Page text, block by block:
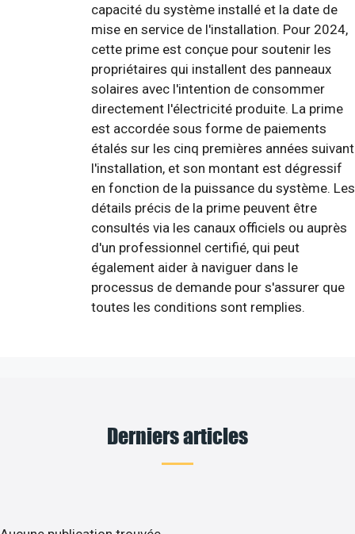
capacité du système installé et la date de
mise en service de l'installation. Pour 2024,
cette prime est conçue pour soutenir les
propriétaires qui installent des panneaux
solaires avec l'intention de consommer
directement l'électricité produite. La prime
est accordée sous forme de paiements
étalés sur les cinq premières années suivant
l'installation, et son montant est dégressif
en fonction de la puissance du système. Les
détails précis de la prime peuvent être
consultés via les canaux officiels ou auprès
d'un professionnel certifié, qui peut
également aider à naviguer dans le
processus de demande pour s'assurer que
toutes les conditions sont remplies.
Derniers articles